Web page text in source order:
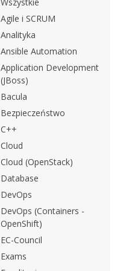
Agile i SCRUM
Analityka
Ansible Automation
Application Development
(JBoss)
Bacula
Bezpieczeństwo
C++
Cloud
Cloud (OpenStack)
Database
DevOps
DevOps (Containers -
OpenShift)
EC-Council
Exams